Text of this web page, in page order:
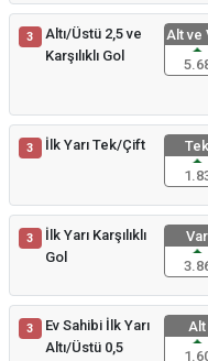
3
Altı/Üstü 2,5 ve
Karşılıklı Gol
Alt ve
3 İlk Yarı Tek/Çift
Tek
3
İlk Yarı Karşılıklı
Gol
Var
3
Ev Sahibi İlk Yarı
Altı/Üstü 0,5
Alt